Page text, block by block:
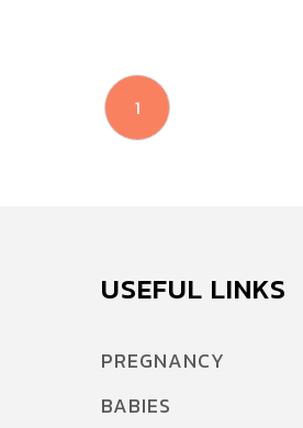
1
USEFUL LINKS
PREGNANCY
BABIES